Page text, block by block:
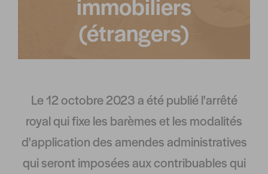
(étrangers)
Le 12 octobre 2023 a été publié l'arrêté
royal qui fixe les barèmes et les modalités
d'application des amendes administratives
qui seront imposées aux contribuables qui